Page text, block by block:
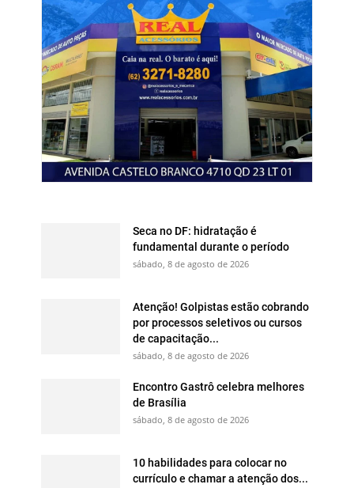
Seca no DF: hidratação é
fundamental durante o período
sábado, 8 de agosto de 2026
Atenção! Golpistas estão cobrando
por processos seletivos ou cursos
de capacitação...
sábado, 8 de agosto de 2026
Encontro Gastrô celebra melhores
de Brasília
sábado, 8 de agosto de 2026
10 habilidades para colocar no
currículo e chamar a atenção dos...